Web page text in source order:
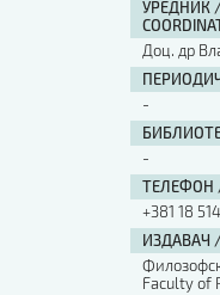
УРЕДНИК
Доц. др
-
-
ТЕЛЕФОН
+381 18
ИЗДАВАЧ /
Faculty of